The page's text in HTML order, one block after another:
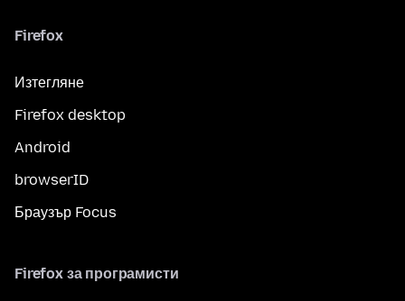
Firefox
Изтегляне
Firefox desktop
Android
browserID
Браузър Focus
Firefox за програмисти